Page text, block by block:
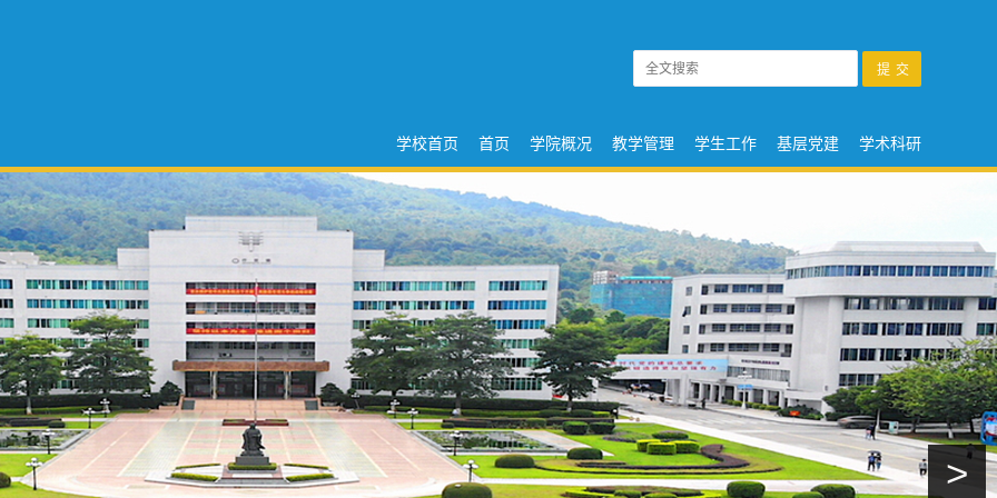
学校首页 首页 学院概况 教学管理 学生工作 基层党建 学术科研
>